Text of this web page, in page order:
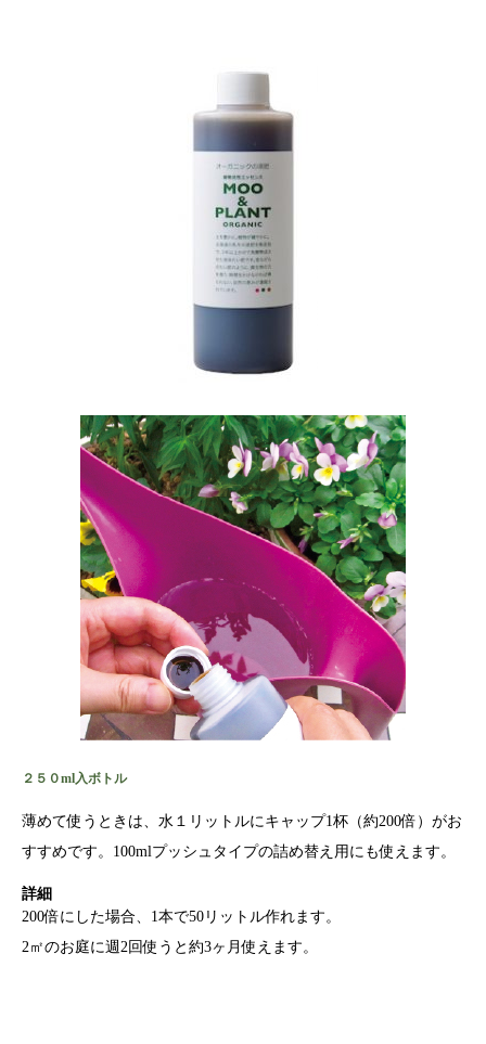
２５０ml入ボトル
薄めて使うときは、水１リットルにキャップ1杯（約200倍）がお
すすめです。100mlプッシュタイプの詰め替え用にも使えます。
詳細
200倍にした場合、1本で50リットル作れます。
2㎡のお庭に週2回使うと約3ヶ月使えます。